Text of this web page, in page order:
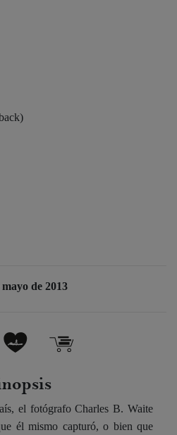
mayo de 2013
el fotógrafo Charles B. Waite
él mismo capturó, o bien que